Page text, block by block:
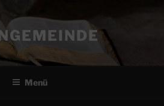
Menü